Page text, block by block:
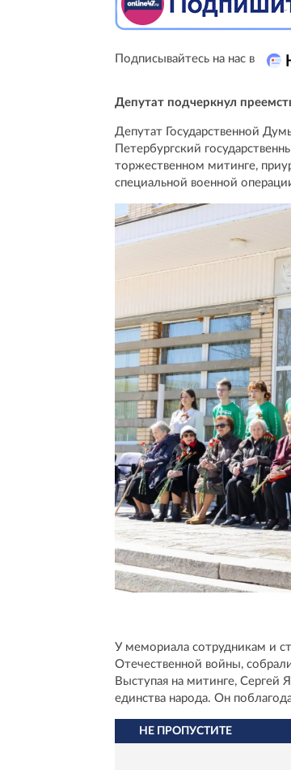
Подписывайтесь на нас в
Депутат подчеркнул
Депутат Государственной
Петербургский
торжественном митинге,
специальной военной
У мемориала сотрудникам и
Отечественной войны,
Выступая на митинге, Сергей
единства народа. Он
НЕ ПРОПУСТИТЕ